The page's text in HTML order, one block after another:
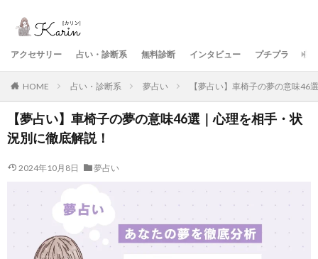
アクセサリー 占い・診断系 無料診断 インタビュー プチプラ 美
HOME 占い・診断系 夢占い 【夢占い】車椅子の夢の意味46
【夢占い】車椅子の夢の意味46選｜心理を相手・状
況別に徹底解説！
2024年10月8日 夢占い